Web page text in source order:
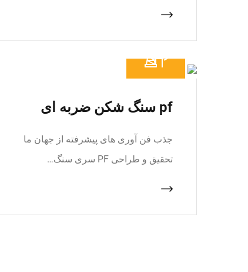
pf سنگ شکن ضربه ای
جذب فن آوری های پیشرفته از جهان ما
تحقیق و طراحی PF سری سنگ…